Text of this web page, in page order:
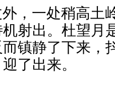
，一处稍高土
射出。杜望月
而镇静了下来，
了出来。